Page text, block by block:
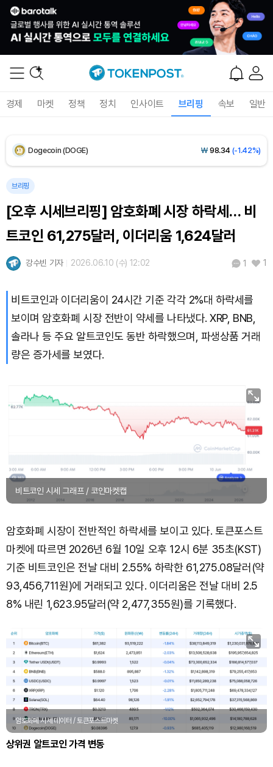
경제 마켓 정책 정치 인사이트 브리핑 속보 일반
₩1,451(-3.12%)
Solana (SOL) 103,509(-2.09%)
TRON (TRX) (+0.42%)
Bitcoin (BTC) 91,433,354(-1.15%)
브리핑
[오후 시세브리핑] 암호화폐 시장 하락세… 비
트코인 61,275달러, 이더리움 1,624달러
강수빈 기자 2026.06.10 (수) 12:02 1 1
비트코인과 이더리움이 24시간 기준 각각 2%대 하락세를
보이며 암호화폐 시장 전반이 약세를 나타냈다. XRP, BNB,
솔라나 등 주요 알트코인도 동반 하락했으며, 파생상품 거래
량은 증가세를 보였다.
비트코인 시세 그래프 / 코인마켓캡
암호화폐 시장이 전반적인 하락세를 보이고 있다. 토큰포스트
마켓에 따르면 2026년 6월 10일 오후 12시 6분 35초(KST)
기준 비트코인은 전날 대비 2.55% 하락한 61,275.08달러(약
93,456,711원)에 거래되고 있다. 이더리움은 전날 대비 2.5
8% 내린 1,623.95달러(약 2,477,355원)를 기록했다.
암호화폐 시세 데이터 / 토큰포스트마켓
상위권 알트코인 가격 변동